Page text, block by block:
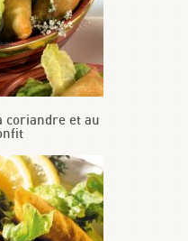
coriandre et au